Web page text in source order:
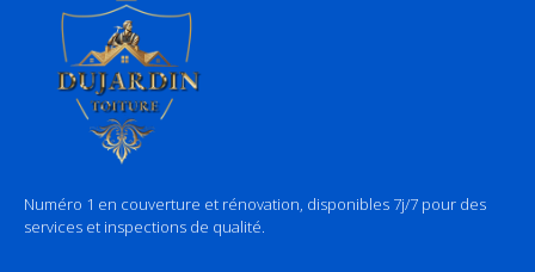
Numéro 1 en couverture et rénovation, disponibles 7j/7 pour des
services et inspections de qualité.